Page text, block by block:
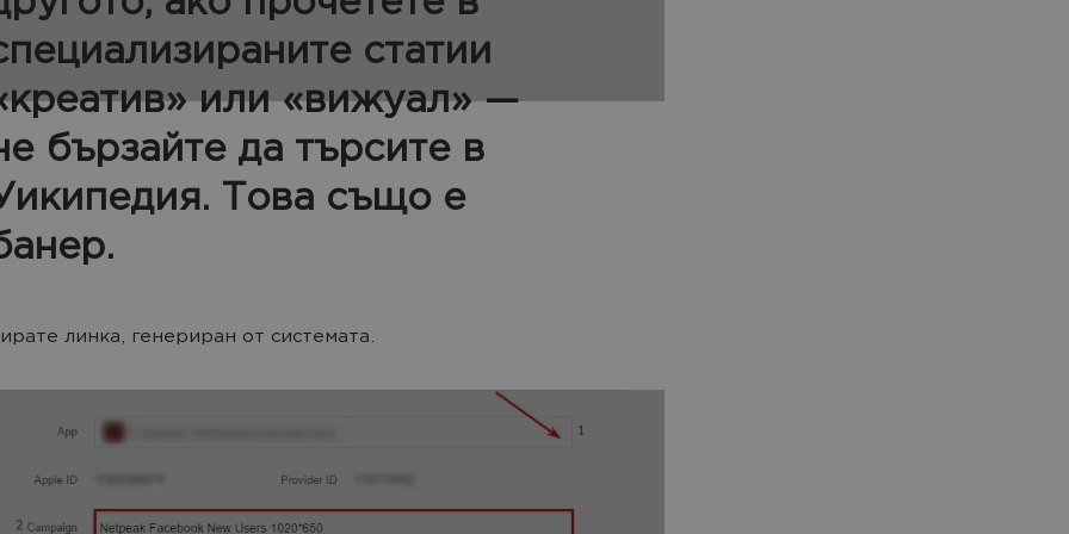
статии
или «вижуал» —
бързайте да търсите в
Това също е
линка, генериран от системата.